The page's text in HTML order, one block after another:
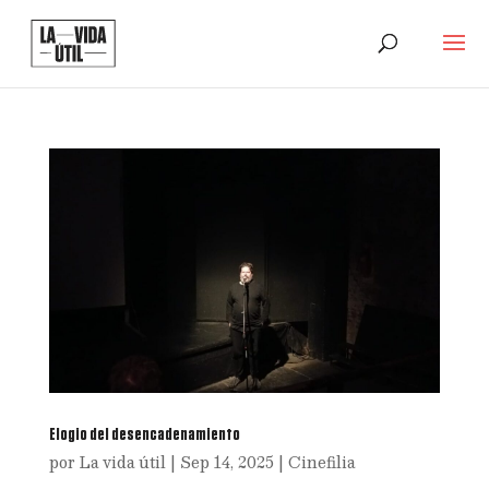
Elogio del desencadenamiento
por La vida útil| Sep 14, 2025 | Cinefilia